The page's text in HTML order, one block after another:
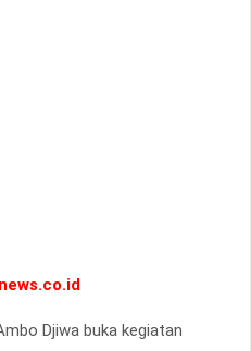
Djiwa buka kegiatan